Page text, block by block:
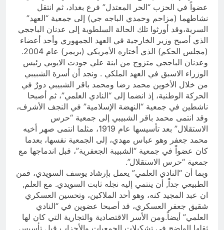
عضواً في الحزب “الحر المعتدل” فرع بغداد، ثم انتقل
نشاطهما (مزاحم وحمدي الباجه جي) إلى جمعية “العهد”
السرية،وقد أورثوا تلك الحالة السلطوية إلى عدنان الباججي
الذي أصبح وزير الخارجية في العهد الجمهوري وأحد أعضاء
(مجلس الحكم) الذي أختاره الأمريكي (بريمر) عام 2004.
وعدنان الباججي متزوج من ابنة علي جودت الايوبي رئيس
الوزراء الاسبق في العهد الملكي . ونجد أن أسرة الشبيبي
من خلال الأخوين محمد رضا ومحمد باقر الشبيبي دورٌ في
الحركة الوطنية، إذ انضما إلى “النادي العلمي”، ثم أصبحا
ناشطين في جمعية “النهضة الإسلامية” في النجف الأشرف،
وقد انتمى محمد باقر الشبيبي إلى جمعية “حرس
الاستقلال” بعد تأسيسها عام 1919، مثلما انتمى صهر أخيه
محمد جعفر وهو عباس مهدي، إلى الجمعية نفسها، بعدما
كان عضواً في جمعية “الشبيبة الجعفرية”، قبل اندماجها مع
جمعية “حرس الاستقلال”.
وبما أن “النادي العلمي” يعمل بإرشاد يوسف السويدي، فمن
الطبيعي جداً, أن ينتمي إليه نجله ثابت السويدي. مع العلم,
ان عبد المجيد كنه، وهو أحد الملاكين، وتحسين العسكري
شقيق جعفر العسكري، قد أصبحا عضوين في “النادي
العلمي” أيضاً.ومن الأسر الاقتصادية والتجارية التي كان لها
ثقلها الواضح في تشكيلات الجمعيات والأحزاب قبل تأسيس